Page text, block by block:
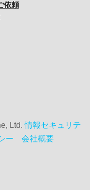
依頼
Ltd.情報セキュリテ
ー 会社概要